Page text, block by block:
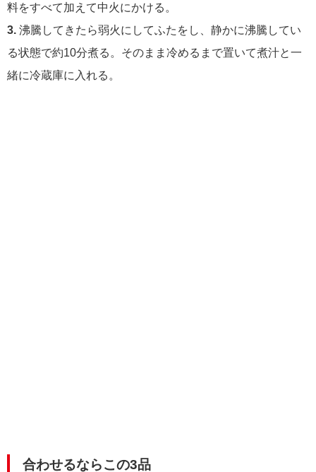
料をすべて加えて中火にかける。
3. 沸騰してきたら弱火にしてふたをし、静かに沸騰してい
る状態で約10分煮る。そのまま冷めるまで置いて煮汁と一
緒に冷蔵庫に入れる。
合わせるならこの3品